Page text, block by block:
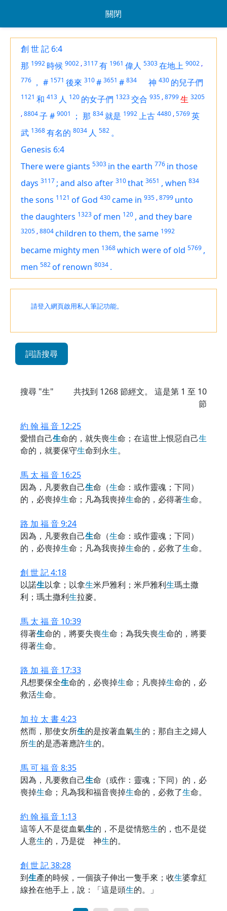
關閉
創 世 記 6:4
那 1992 時候 9002 ,3117有 1961 偉人 5303在地上 9002 ,
776 ， # 1571 後來 310# 3651 # 834 神 430 的兒子們
1121 和 413 人 120 的女子們 1323交合 935 ,8799生 3205
,8804子 # 9001 ； 那 834就是 1992上古 4480 ,5769英
武 1368有名的 8034 人 582 。
Genesis 6:4
There were giants 5303 in the earth 776 in those
days 3117 ; and also after 310that 3651 , when 834
the sons 1121 of God 430came in 935 ,8799 unto
the daughters 1323of men 120 , and they bare
3205 ,8804children to them, the same 1992
became mighty men 1368which wereof old 5769 ,
men 582of renown 8034 .
請登入網頁啟用私人筆記功能。
詞語搜尋
搜尋 "生" 共找到 1268節經文。 這是第 1 至 10
節
約 翰 福 音 12:25
愛惜自己生命的，就失喪生命；在這世上恨惡自己生
命的，就要保守生命到永生。
馬 太 福 音 16:25
因為，凡要救自己生命（生命：或作靈魂；下同）
的，必喪掉生命；凡為我喪掉生命的，必得著生命。
路 加 福 音 9:24
因為，凡要救自己生命（生命：或作靈魂；下同）
的，必喪掉生命；凡為我喪掉生命的，必救了生命。
創 世 記 4:18
以諾生以拿；以拿生米戶雅利；米戶雅利生瑪土撒
利；瑪土撒利生拉麥。
馬 太 福 音 10:39
得著生命的，將要失喪生命；為我失喪生命的，將要
得著生命。
路 加 福 音 17:33
凡想要保全生命的，必喪掉生命；凡喪掉生命的，必
救活生命。
加 拉 太 書 4:23
然而，那使女所生的是按著血氣生的；那自主之婦人
所生的是憑著應許生的。
馬 可 福 音 8:35
因為，凡要救自己生命（或作：靈魂；下同）的，必
喪掉生命；凡為我和福音喪掉生命的，必救了生命。
約 翰 福 音 1:13
這等人不是從血氣生的，不是從情慾生的，也不是從
人意生的，乃是從 神生的。
創 世 記 38:28
到生產的時候，一個孩子伸出一隻手來；收生婆拿紅
線拴在他手上，說：「這是頭生的。」